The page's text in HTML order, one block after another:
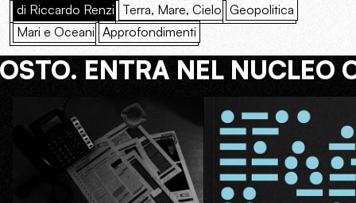
di Riccardo Renzi Terra, Mare, Cielo Geopolitica
Mari e Oceani Approfondimenti
ENTRA NEL NUCLEO